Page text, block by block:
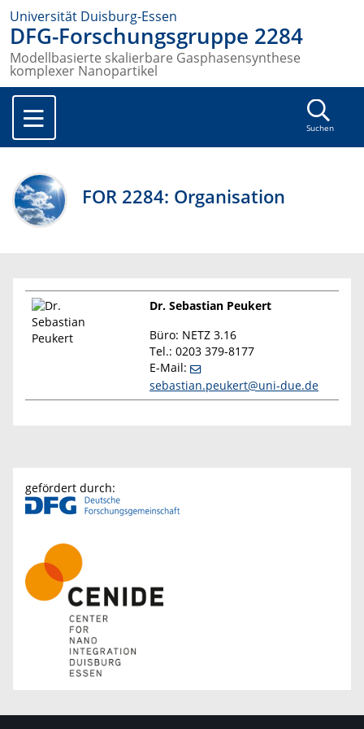
Universität Duisburg-Essen
DFG-Forschungsgruppe 2284
Modellbasierte skalierbare Gasphasensynthese
komplexer Nanopartikel
Suchen
FOR 2284: Organisation
Dr. Sebastian Peukert
Büro: NETZ 3.16
Tel.: 0203 379-8177
E-Mail:
sebastian.peukert@uni-due.de
gefördert durch: